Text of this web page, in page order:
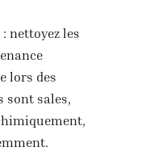
nettoyez les
lors des
sont sales,